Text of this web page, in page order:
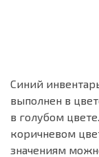
Синий
выполнен в
в голубом
коричневом
значениям